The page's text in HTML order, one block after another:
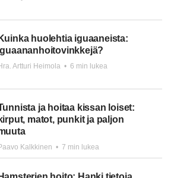
Kuinka huolehtia iguaaneista:
Artturi Heimola • 6 min lukea
ja hoitaa kissan loiset:
kirput, matot, punkit ja paljon
Kalkkinen • 7 min lukea